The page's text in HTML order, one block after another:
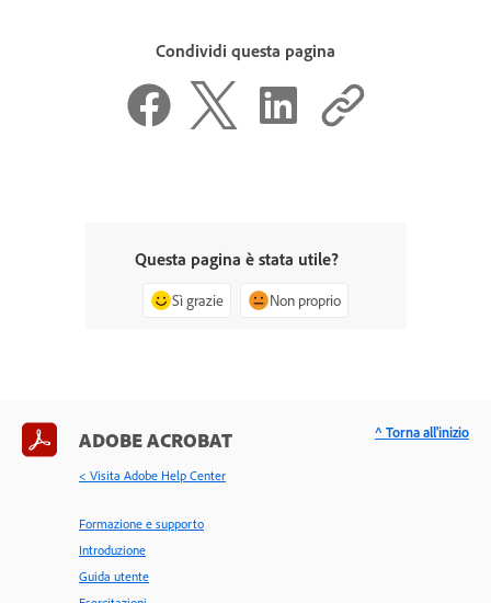
Condividi questa pagina
Questa pagina è stata utile?
Sì grazie Non proprio
ADOBE ACROBAT
< Visita Adobe Help Center
Formazione e supporto
Introduzione
Guida utente
^ Torna all'inizio